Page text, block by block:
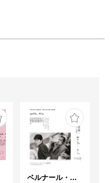
ベルナール・ビュフェと写真 ーカメラがとらえたビュフェとその時代、そして21 世紀へ